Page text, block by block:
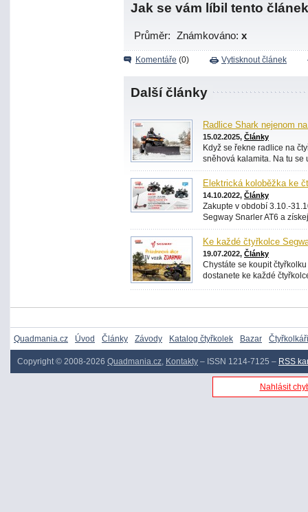
Jak se vám líbil tento
Průměr: Známkováno: x
Komentáře (0) Vytisknout článek
Další články
Radlice Shark nejenom
15.02.2025, Články
Když se řekne radlice na
sněhová kalamita. Na tu se
Elektrická koloběžka ke
14.10.2022, Články
Zakupte v období 3.10.-
Segway Snarler AT6 a
Ke každé čtyřkolce
19.07.2022, Články
Chystáte se koupit
dostanete ke každé
Quadmania.cz Úvod Články Závody Katalog čtyřkolek Bazar Čtyřkolkáři
Copyright © 2008-2026 Quadmania.cz, Kontakty – ISSN 1214-7125 – RSS
Nahlásit